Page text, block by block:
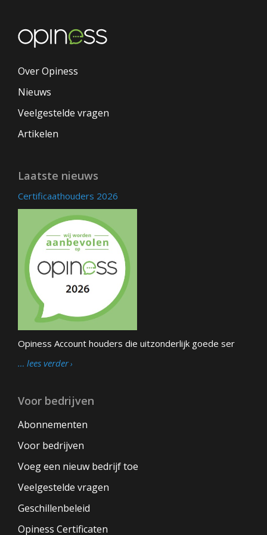
Over Opiness
Nieuws
Veelgestelde vragen
Artikelen
Laatste nieuws
Certificaathouders 2026
Opiness Account houders die uitzonderlijk goede ser
… lees verder
Voor bedrijven
Abonnementen
Voor bedrijven
Voeg een nieuw bedrijf toe
Veelgestelde vragen
Geschillenbeleid
Opiness Certificaten